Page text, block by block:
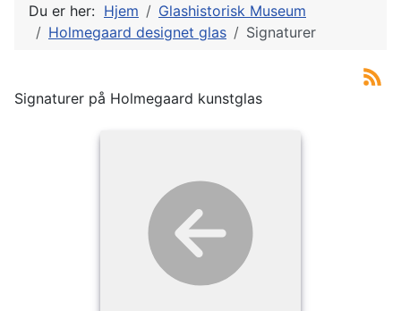
Du er her: Hjem
Glashistorisk Museum
Holmegaard designet glas
Signaturer
Signaturer på Holmegaard kunstglas